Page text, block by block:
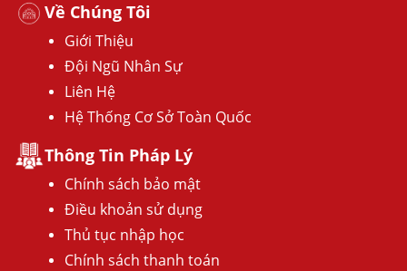
Về Chúng Tôi
Giới Thiệu
Đội Ngũ Nhân Sự
Liên Hệ
Hệ Thống Cơ Sở Toàn Quốc
Thông Tin Pháp Lý
Chính sách bảo mật
Điều khoản sử dụng
Thủ tục nhập học
Chính sách thanh toán